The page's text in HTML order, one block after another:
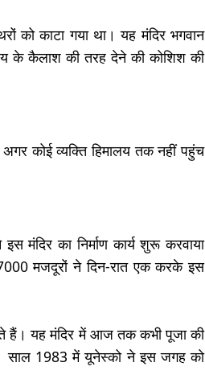
को काटा गया था। यह मंदिर भगवान
के कैलाश की तरह देने की कोशिश की
अगर कोई व्यक्ति हिमालय तक नहीं पहुंच
का निर्माण कार्य शुरू करवाया
मजदूरों ने दिन-रात एक करके इस
हैं। यह मंदिर में आज तक कभी पूजा की
साल 1983 में यूनेस्को ने इस जगह को